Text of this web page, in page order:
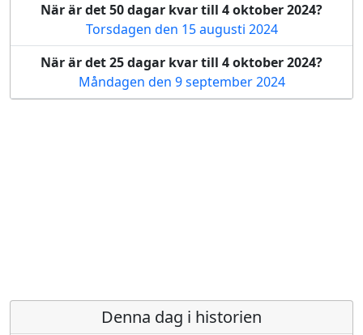
När är det 50 dagar kvar till 4 oktober 2024?
Torsdagen den 15 augusti 2024
När är det 25 dagar kvar till 4 oktober 2024?
Måndagen den 9 september 2024
Denna dag i historien